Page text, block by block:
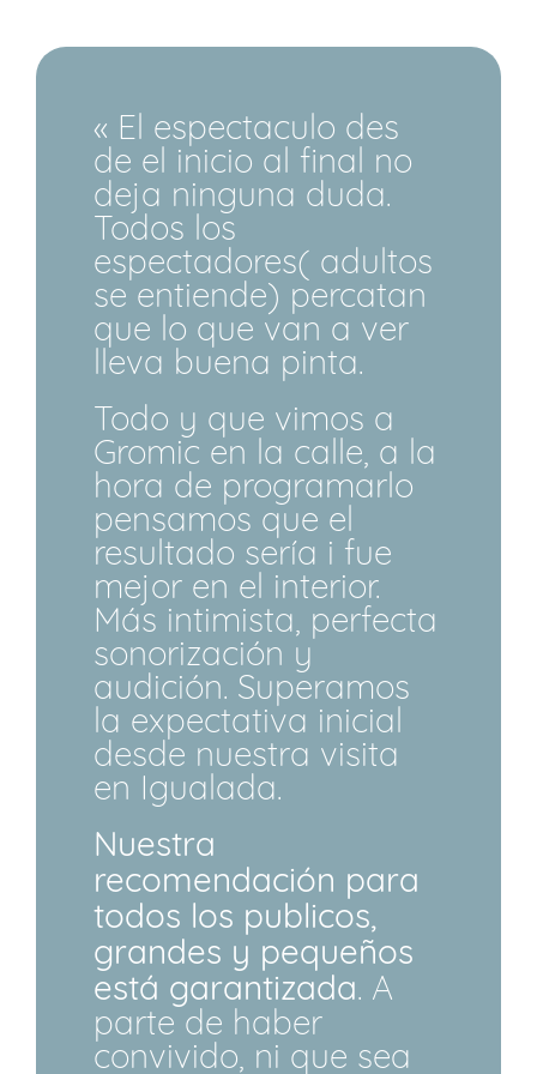
« El espectaculo des
de el inicio al final no
deja ninguna duda.
Todos los
espectadores( adultos
se entiende) percatan
que lo que van a ver
lleva buena pinta.
Todo y que vimos a
Gromic en la calle, a la
hora de programarlo
pensamos que el
resultado sería i fue
mejor en el interior.
Más intimista, perfecta
sonorización y
audición. Superamos
la expectativa inicial
desde nuestra visita
en Igualada.
Nuestra
recomendación para
todos los publicos,
grandes y pequeños
está garantizada. A
parte de haber
convivido, ni que sea